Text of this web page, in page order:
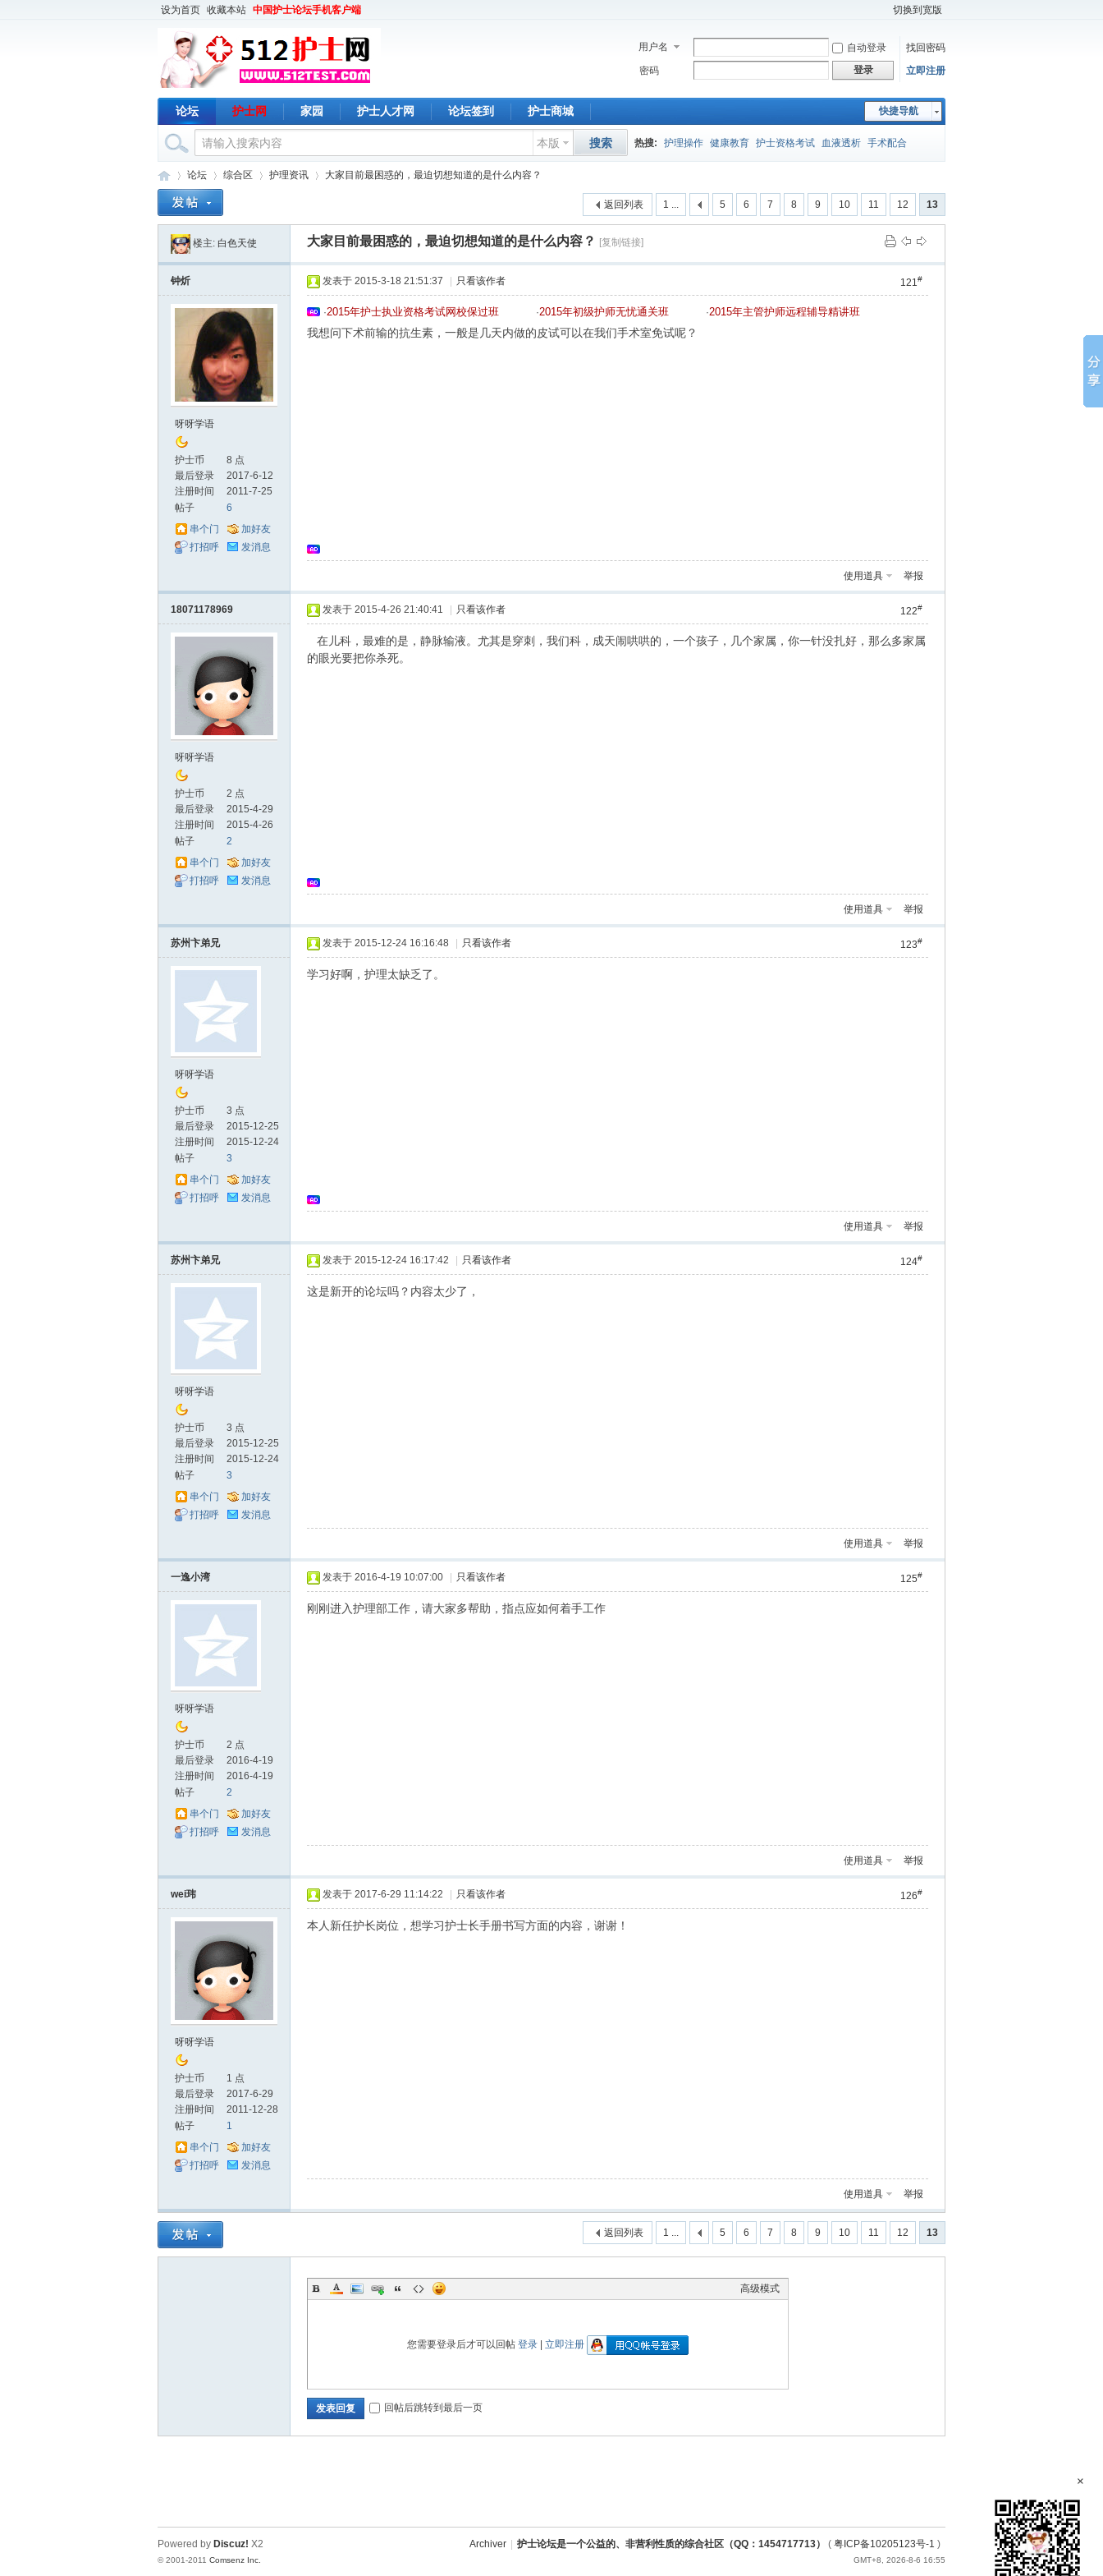
设为首页 收藏本站 中国护士论坛手机客户端 切换到宽版
用户名 自动登录
找回密码
密码
登录 立即注册
快捷导航
论坛 护士网 家园 护士人才网 论坛签到 护士商城
本版 搜索 热搜: 护理操作 健康教育 护士资格考试 血液透析 手术配合
中心静脉 深圳护士 应急预案 课件 医院温馨提示 进修申请
_
12
›
论坛
›
综合区
›
护理资讯
›
大家目前最困惑的，最迫切想知道的是什么内容？
1 ... 5 6 7 8 9 10 11 12 13
返回列表
楼主: 白色天使 大家目前最困惑的，最迫切想知道的是什么内容？ [复制链接]
钟炘
呀呀学语
护士币
8 点
最后登录
2017-6-12
注册时间
2011-7-25
帖子
6
串个门
加好友
打招呼
发消息
121#
发表于 2015-3-18 21:51:37 只看该作者
·2015年护士执业资格考试网校保过班 ·2015年初级护师无忧通关班 ·2015年主管护师远程辅导精讲班
我想问下术前输的抗生素，一般是几天内做的皮试可以在我们手术室免试呢？
使用道具 举报
18071178969
呀呀学语
护士币
2 点
最后登录
2015-4-29
注册时间
2015-4-26
帖子
2
串个门
加好友
打招呼
发消息
122#
发表于 2015-4-26 21:40:41 只看该作者
在儿科，最难的是，静脉输液。尤其是穿刺，我们科，成天闹哄哄的，一个孩子，几个家属，你一针没扎好，那么多家属
的眼光要把你杀死。
使用道具 举报
苏州卞弟兄
呀呀学语
护士币
3 点
最后登录
2015-12-25
注册时间
2015-12-24
帖子
3
串个门
加好友
打招呼
发消息
123#
发表于 2015-12-24 16:16:48 只看该作者
学习好啊，护理太缺乏了。
使用道具 举报
苏州卞弟兄
呀呀学语
护士币
3 点
最后登录
2015-12-25
注册时间
2015-12-24
帖子
3
串个门
加好友
打招呼
发消息
124#
发表于 2015-12-24 16:17:42 只看该作者
这是新开的论坛吗？内容太少了，
使用道具 举报
一逸小湾
呀呀学语
护士币
2 点
最后登录
2016-4-19
注册时间
2016-4-19
帖子
2
串个门
加好友
打招呼
发消息
125#
发表于 2016-4-19 10:07:00 只看该作者
刚刚进入护理部工作，请大家多帮助，指点应如何着手工作
使用道具 举报
wei玮
呀呀学语
护士币
1 点
最后登录
2017-6-29
注册时间
2011-12-28
帖子
1
串个门
加好友
打招呼
发消息
126#
发表于 2017-6-29 11:14:22 只看该作者
本人新任护长岗位，想学习护士长手册书写方面的内容，谢谢！
使用道具 举报
1 ... 5 6 7 8 9 10 11 12 13
返回列表
高级模式
您需要登录后才可以回帖 登录 立即注册
发表回复 回帖后跳转到最后一页
×
Archiver 护士论坛是一个公益的、非营利性质的综合社区（QQ：1454717713） ( 粤ICP备10205123号-1 )
GMT+8, 2026-8-6 16:55
Powered by Discuz! X2
© 2001-2011 Comsenz Inc.